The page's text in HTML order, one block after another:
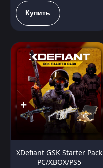
Купить
XDefiant GSK Starter Pack
PC/XBOX/PS5